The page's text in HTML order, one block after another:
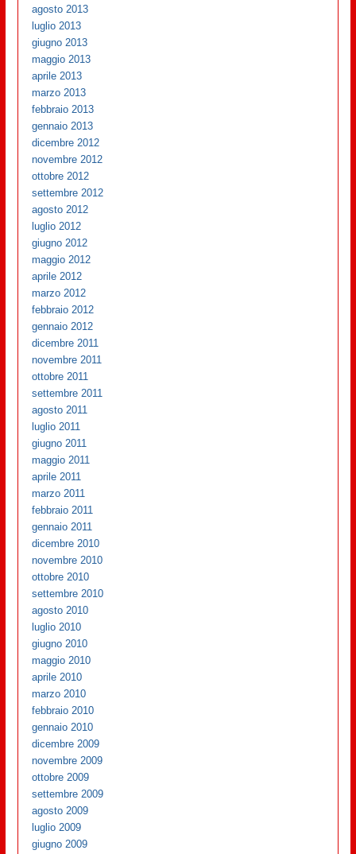
agosto 2013
luglio 2013
giugno 2013
maggio 2013
aprile 2013
marzo 2013
febbraio 2013
gennaio 2013
dicembre 2012
novembre 2012
ottobre 2012
settembre 2012
agosto 2012
luglio 2012
giugno 2012
maggio 2012
aprile 2012
marzo 2012
febbraio 2012
gennaio 2012
dicembre 2011
novembre 2011
ottobre 2011
settembre 2011
agosto 2011
luglio 2011
giugno 2011
maggio 2011
aprile 2011
marzo 2011
febbraio 2011
gennaio 2011
dicembre 2010
novembre 2010
ottobre 2010
settembre 2010
agosto 2010
luglio 2010
giugno 2010
maggio 2010
aprile 2010
marzo 2010
febbraio 2010
gennaio 2010
dicembre 2009
novembre 2009
ottobre 2009
settembre 2009
agosto 2009
luglio 2009
giugno 2009